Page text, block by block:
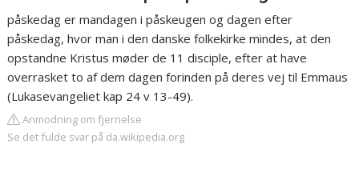
påskedag er mandagen i påskeugen og dagen efter
påskedag, hvor man i den danske folkekirke mindes, at den
opstandne Kristus møder de 11 disciple, efter at have
overrasket to af dem dagen forinden på deres vej til Emmaus
(Lukasevangeliet kap 24 v 13-49).
Anmodning om fjernelse
Se det fulde svar på da.wikipedia.org